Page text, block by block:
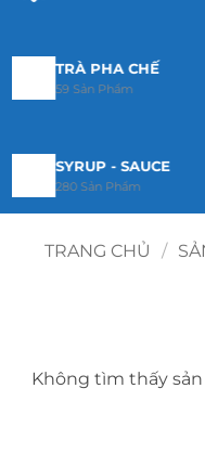
TRÀ PHA CHẾ
59 Sản Phẩm
SYRUP - SAUCE
280 Sản Phẩm
MỨT PHA CHẾ
23 Sản Phẩm
TRANG CHỦ /
Không tìm thấy